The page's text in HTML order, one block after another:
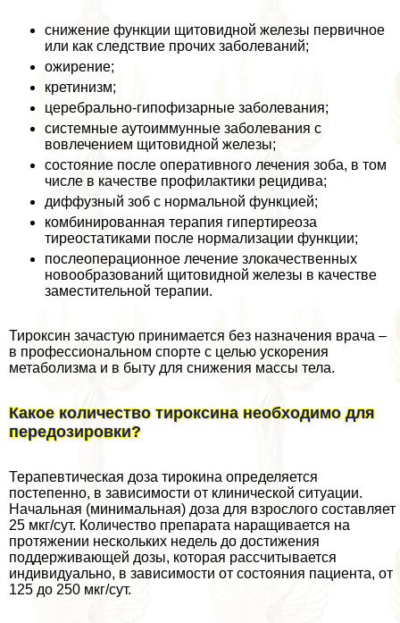
снижение функции щитовидной железы первичное
или как следствие прочих заболеваний;
ожирение;
кретинизм;
церебрально-гипофизарные заболевания;
системные аутоиммунные заболевания с
вовлечением щитовидной железы;
состояние после оперативного лечения зоба, в том
числе в качестве профилактики рецидива;
диффузный зоб с нормальной функцией;
комбинированная терапия гипертиреоза
тиреостатиками после нормализации функции;
послеоперационное лечение злокачественных
новообразований щитовидной железы в качестве
заместительной терапии.
Тироксин зачастую принимается без назначения врача –
в профессиональном спорте с целью ускорения
метаболизма и в быту для снижения массы тела.
Какое количество тироксина необходимо для
передозировки?
Терапевтическая доза тирокина определяется
постепенно, в зависимости от клинической ситуации.
Начальная (минимальная) доза для взрослого составляет
25 мкг/сут. Количество препарата наращивается на
протяжении нескольких недель до достижения
поддерживающей дозы, которая рассчитывается
индивидуально, в зависимости от состояния пациента, от
125 до 250 мкг/сут.